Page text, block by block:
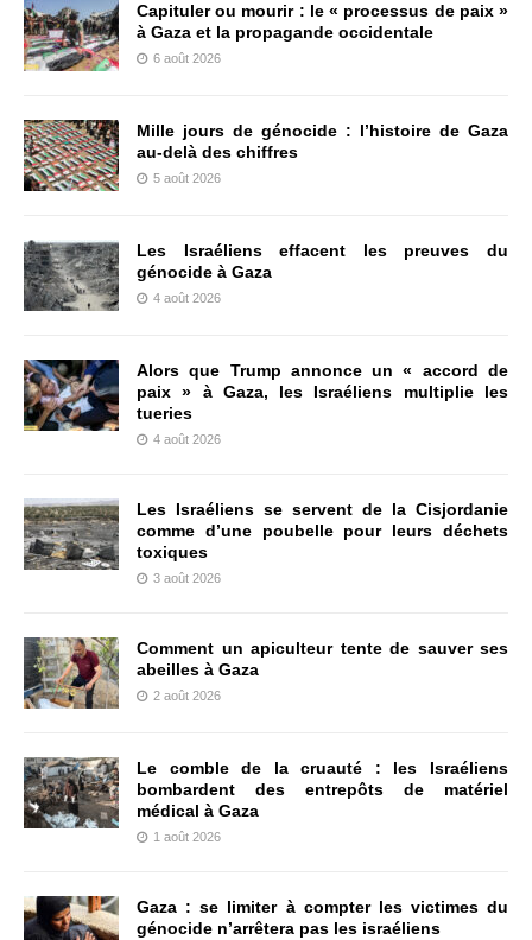
Capituler ou mourir : le « processus de paix »
à Gaza et la propagande occidentale
6 août 2026
Mille jours de génocide : l’histoire de Gaza
au-delà des chiffres
5 août 2026
Les Israéliens effacent les preuves du
génocide à Gaza
4 août 2026
Alors que Trump annonce un « accord de
paix » à Gaza, les Israéliens multiplie les
tueries
4 août 2026
Les Israéliens se servent de la Cisjordanie
comme d’une poubelle pour leurs déchets
toxiques
3 août 2026
Comment un apiculteur tente de sauver ses
abeilles à Gaza
2 août 2026
Le comble de la cruauté : les Israéliens
bombardent des entrepôts de matériel
médical à Gaza
1 août 2026
Gaza : se limiter à compter les victimes du
génocide n’arrêtera pas les israéliens